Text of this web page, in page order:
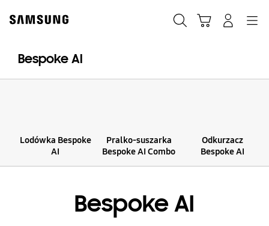
content
Bespoke AI
Lodówka Bespoke
AI
Pralko-suszarka
Bespoke AI Combo
Odkurzacz
Bespoke AI
Bespoke AI